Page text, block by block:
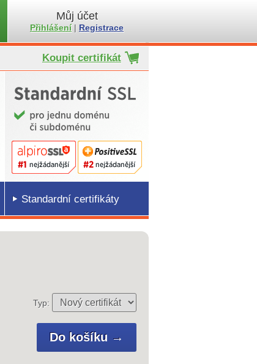
Můj účet
Přihlášení| Registrace
Koupit certifikát
Standardní certifikáty
Typ: